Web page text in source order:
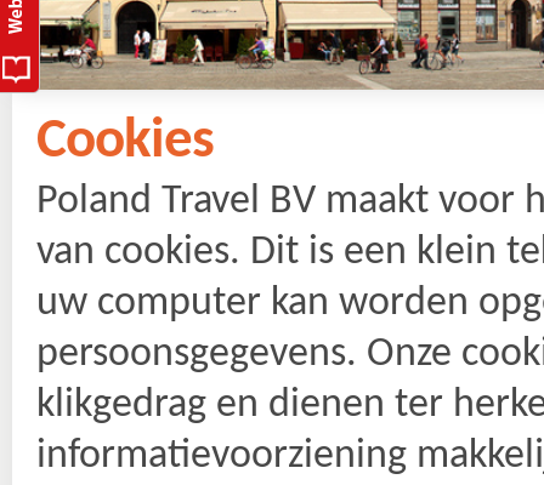
Cookies
Poland Travel BV maakt voor
van cookies. Dit is een klein
uw computer kan worden
persoonsgegevens. Onze
klikgedrag en dienen ter
informatievoorziening